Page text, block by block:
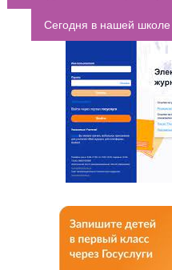
НАВИГАЦИЯ ПО